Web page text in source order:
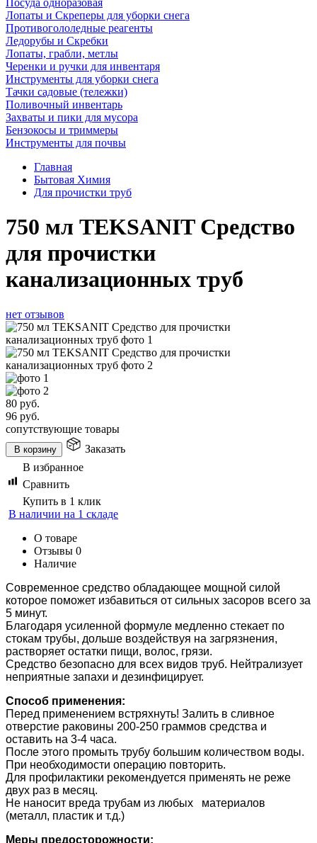
Посуда одноразовая
Лопаты и Скреперы для уборки снега
Противогололедные реагенты
Ледорубы и Скребки
Лопаты, грабли, метлы
Черенки и ручки для инвентаря
Инструменты для уборки снега
Тачки садовые (тележки)
Поливочный инвентарь
Захваты и пики для мусора
Бензокосы и триммеры
Инструменты для почвы
Главная
Бытовая Химия
Для прочистки труб
750 мл TEKSANIT Средство
для прочистки
канализационных труб
нет отзывов
80 руб.
96 руб.
сопутствующие товары
В корзину
Заказать
В избранное
Сравнить
Купить в 1 клик
В наличии на 1 складе
О товаре
Отзывы 0
Наличие
Современное средство обладающее мощной силой
которое поможет избавиться от сильных засоров всего за
5 минут.
Благодаря усиленной формуле медленно стекает по
стокам трубы, дольше воздействуя на загрязнения,
растворяет остатки пищи, волос, грязи.
Средство безопасно для всех видов труб. Нейтрализует
неприятные запахи и дезинфицирует.
Способ применения:
Перед применением встряхнуть! Залить в сливное
отверстие раковины 200-250 граммов средства и
оставить на 3-4 часа.
После этого промыть трубу большим количеством воды.
При необходимости операцию повторить.
Для профилактики рекомендуется применять не реже
двух раз в месяц.
Не наносит вреда трубам из любых материалов
(металл, пластик и т.д.)
Меры предосторожности: